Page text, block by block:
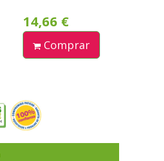
14,66 €
Comprar